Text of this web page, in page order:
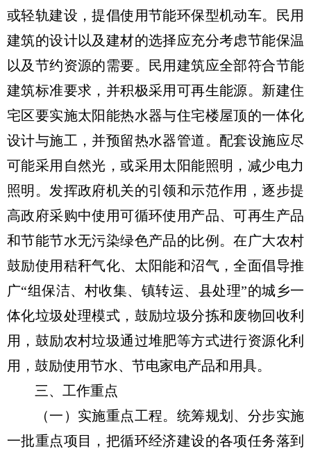
或轻轨建设，提倡使用节能环保型机动车。民用
建筑的设计以及建材的选择应充分考虑节能保温
以及节约资源的需要。民用建筑应全部符合节能
建筑标准要求，并积极采用可再生能源。新建住
宅区要实施太阳能热水器与住宅楼屋顶的一体化
设计与施工，并预留热水器管道。配套设施应尽
可能采用自然光，或采用太阳能照明，减少电力
照明。发挥政府机关的引领和示范作用，逐步提
高政府采购中使用可循环使用产品、可再生产品
和节能节水无污染绿色产品的比例。在广大农村
鼓励使用秸秆气化、太阳能和沼气，全面倡导推
广“组保洁、村收集、镇转运、县处理”的城乡一
体化垃圾处理模式，鼓励垃圾分拣和废物回收利
用，鼓励农村垃圾通过堆肥等方式进行资源化利
用，鼓励使用节水、节电家电产品和用具。
三、工作重点
（一）实施重点工程。统筹规划、分步实施
一批重点项目，把循环经济建设的各项任务落到